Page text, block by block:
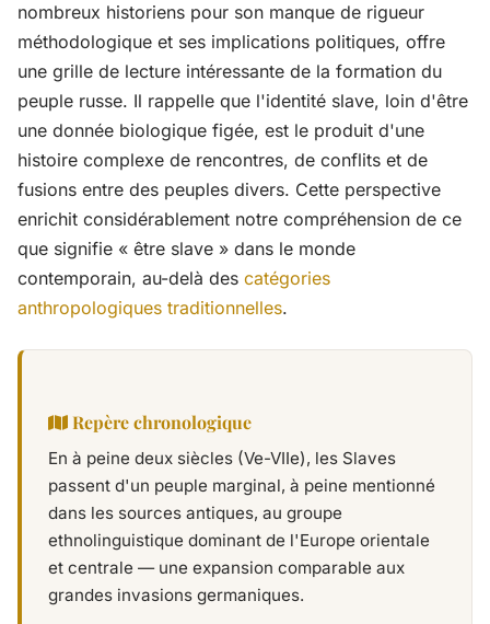
nombreux historiens pour son manque de rigueur
méthodologique et ses implications politiques, offre
une grille de lecture intéressante de la formation du
peuple russe. Il rappelle que l'identité slave, loin d'être
une donnée biologique figée, est le produit d'une
histoire complexe de rencontres, de conflits et de
fusions entre des peuples divers. Cette perspective
enrichit considérablement notre compréhension de ce
que signifie « être slave » dans le monde
contemporain, au-delà des catégories
anthropologiques traditionnelles.
Repère chronologique
En à peine deux siècles (Ve-VIIe), les Slaves
passent d'un peuple marginal, à peine mentionné
dans les sources antiques, au groupe
ethnolinguistique dominant de l'Europe orientale
et centrale — une expansion comparable aux
grandes invasions germaniques.